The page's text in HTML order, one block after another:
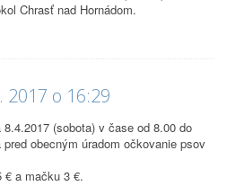
Chrasť nad Hornádom.
2017 o 16:29
(sobota) v čase od 8.00 do
obecným úradom očkovanie psov
€ a mačku 3 €.